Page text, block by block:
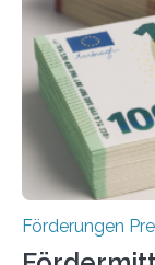
Förderungen